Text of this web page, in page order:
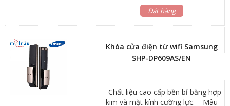
chống trộm, chống hack - Màu: Đỏ
Đặt hàng
Khóa cửa điện từ wifi Samsung
SHP-DP609AS/EN
– Chất liệu cao cấp bền bỉ bằng hợp
kim và mặt kính cường lực. – Màu